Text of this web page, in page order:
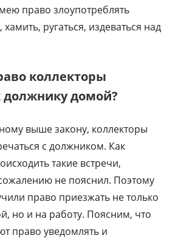
право злоупотреблять
ругаться, издеваться над
коллекторы
должнику домой?
выше закону, коллекторы
с должником. Как
такие встречи,
не пояснил. Поэтому
право приезжать не только
но и на работу. Поясним, что
право уведомлять и